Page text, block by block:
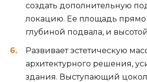
создать дополнительную
локацию. Ее площадь прямо
глубиной подвала, и
Развивает эстетическую
архитектурного решения,
здания. Выступающий